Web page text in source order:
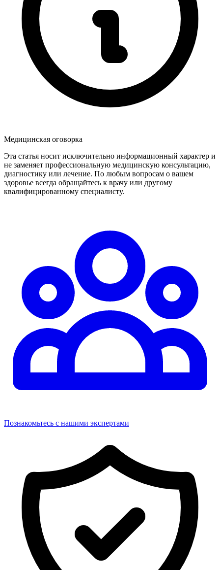
Медицинская оговорка
Эта статья носит исключительно информационный характер и
не заменяет профессиональную медицинскую консультацию,
диагностику или лечение. По любым вопросам о вашем
здоровье всегда обращайтесь к врачу или другому
квалифицированному специалисту.
Познакомьтесь с нашими экспертами